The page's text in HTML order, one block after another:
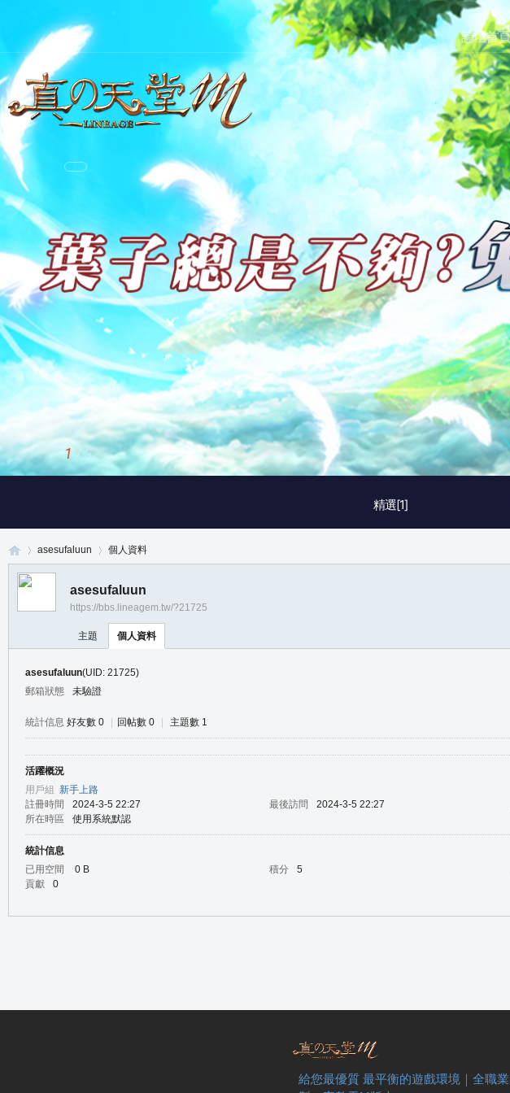
論壇首頁
精選[1]
1 / 3
asesufaluun 個人資料
asesufaluun
https://bbs.lineagem.tw/?21725
主題 個人資料
asesufaluun(UID: 21725)
郵箱狀態
未驗證
統計信息 好友數 0 回帖數 0 主題數 1
活躍概況
用戶組 新手上路
註冊時間
2024-3-5 22:27 最後訪問 2024-3-5 22:27
所在時區
使用系統默認
統計信息
已用空間
0 B 積分 5
貢獻
0
給您最優質 最平衡的遊戲環境｜全職